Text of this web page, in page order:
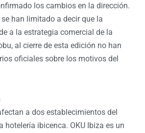
los cambios en la dirección.
se han limitado a decir que la
a la estrategia comercial de la
al cierre de esta edición no han
oficiales sobre los motivos del
a dos establecimientos del
hotelería ibicenca. OKU Ibiza es un